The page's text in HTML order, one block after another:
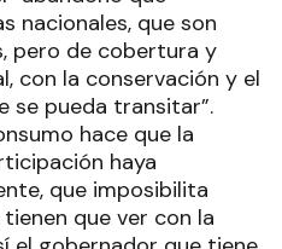
nacionales, que son
pero de cobertura y
con la conservación y el
se pueda transitar”.
hace que la
haya
que imposibilita
que ver con la